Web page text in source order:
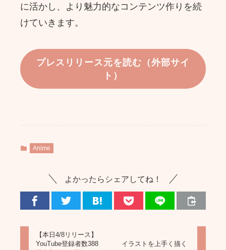
に活かし、より魅力的なコンテンツ作りを続
けていきます。
プレスリリース元を読む（外部サイ
ト）
Anime
よかったらシェアしてね！
【本日4/8リリース】
YouTube登録者数388
イラストを上手く描く